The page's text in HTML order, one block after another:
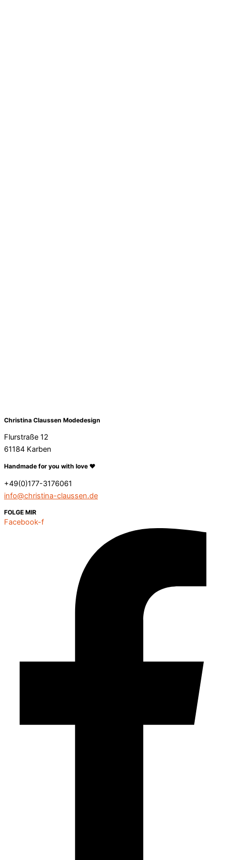
Christina Claussen Modedesign
Flurstraße 12
61184 Karben
Handmade for you with love ❤️
+49(0)177-3176061
info@christina-claussen.de
FOLGE MIR
Facebook-f